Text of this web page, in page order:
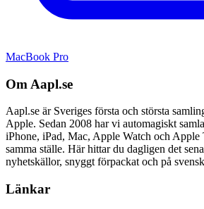
MacBook Pro
Om Aapl.se
Aapl.se är Sveriges första och största
Apple. Sedan 2008 har vi automagiskt
iPhone, iPad, Mac, Apple Watch och
samma ställe. Här hittar du dagligen det
nyhetskällor, snyggt förpackat och på
Länkar